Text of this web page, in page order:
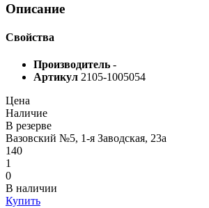
Описание
Свойства
Производитель -
Артикул 2105-1005054
Цена
Наличие
В резерве
Вазовский №5, 1-я Заводская, 23а
140
1
0
В наличии
Купить